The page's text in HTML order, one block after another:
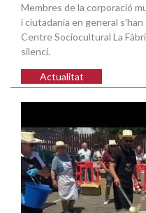
Membres de la corporació
i ciutadania en general
Centre Sociocultural La
silenci.
Actualitat